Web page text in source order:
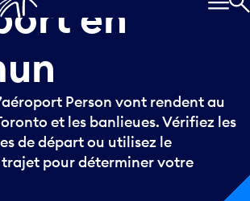
en
Person vont rendent au
et les banlieues. Vérifiez les
de départ ou utilisez le
pour déterminer votre